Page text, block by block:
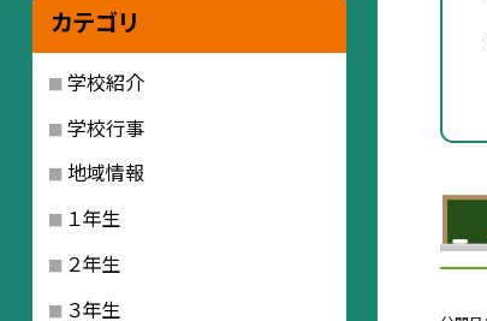
カテゴリ
学校紹介
学校行事
地域情報
１年生
２年生
３年生